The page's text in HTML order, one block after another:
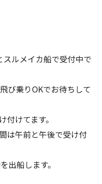
スルメイカ船で受付中で
び乗りOKでお待ちして
けてます。
は午前と午後で受け付
出船します。